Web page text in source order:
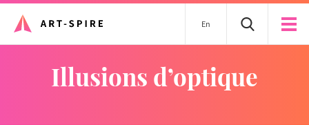
En
illusions d’optique